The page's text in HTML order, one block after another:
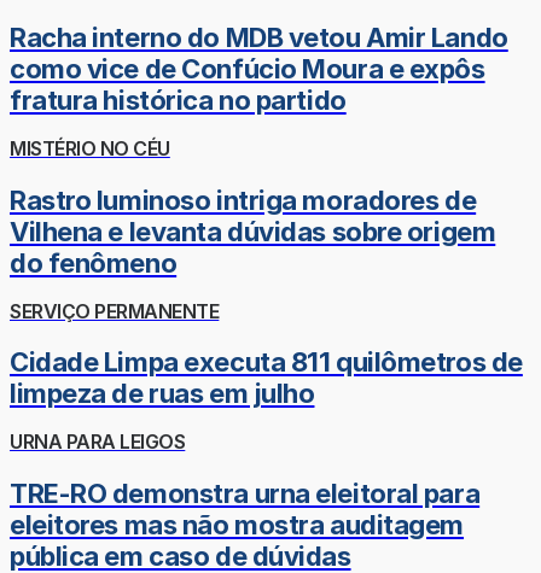
Racha interno do MDB vetou Amir Lando
como vice de Confúcio Moura e expôs
fratura histórica no partido
MISTÉRIO NO CÉU
Rastro luminoso intriga moradores de
Vilhena e levanta dúvidas sobre origem
do fenômeno
SERVIÇO PERMANENTE
Cidade Limpa executa 811 quilômetros de
limpeza de ruas em julho
URNA PARA LEIGOS
TRE-RO demonstra urna eleitoral para
eleitores mas não mostra auditagem
pública em caso de dúvidas